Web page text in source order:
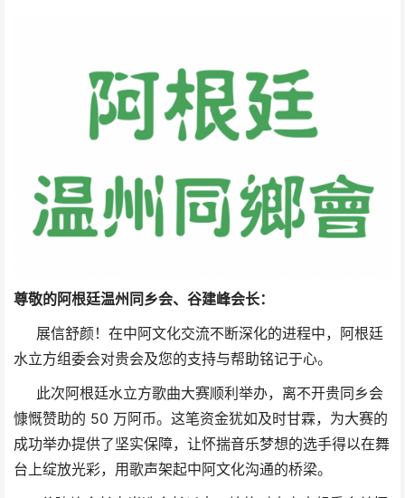
尊敬的阿根廷温州同乡会、谷建峰会长：
展信舒颜！在中阿文化交流不断深化的进程中，阿根廷
水立方组委会对贵会及您的支持与帮助铭记于心。
此次阿根廷水立方歌曲大赛顺利举办，离不开贵同乡会
慷慨赞助的 50 万阿币。这笔资金犹如及时甘霖，为大赛的
成功举办提供了坚实保障，让怀揣音乐梦想的选手得以在舞
台上绽放光彩，用歌声架起中阿文化沟通的桥梁。